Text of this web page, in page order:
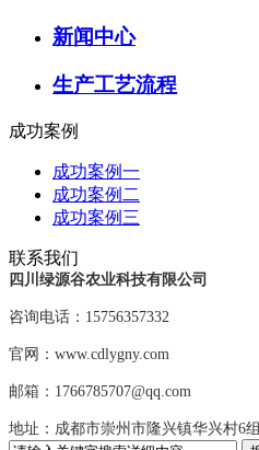
新闻中心
生产工艺流程
成功案例
成功案例一
成功案例二
成功案例三
联系我们
四川绿源谷农业科技有限公司
咨询电话：15756357332
官网：www.cdlygny.com
邮箱：1766785707@qq.com
地址：成都市崇州市隆兴镇华兴村6组